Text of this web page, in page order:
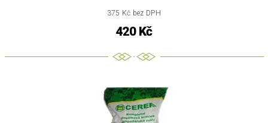
375 Kč bez DPH
420 Kč